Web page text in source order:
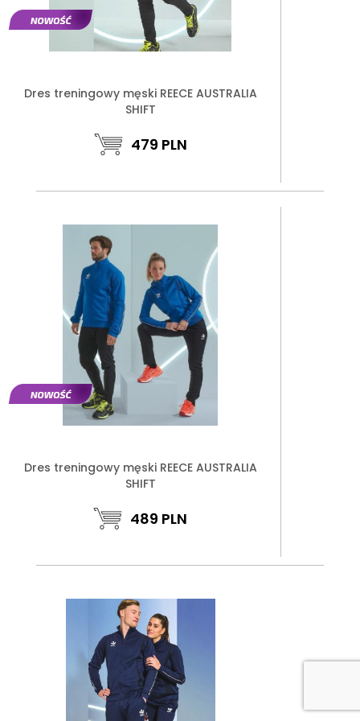
Dres treningowy męski REECE AUSTRALIA
SHIFT
479 PLN
Dres treningowy męski REECE AUSTRALIA
SHIFT
489 PLN